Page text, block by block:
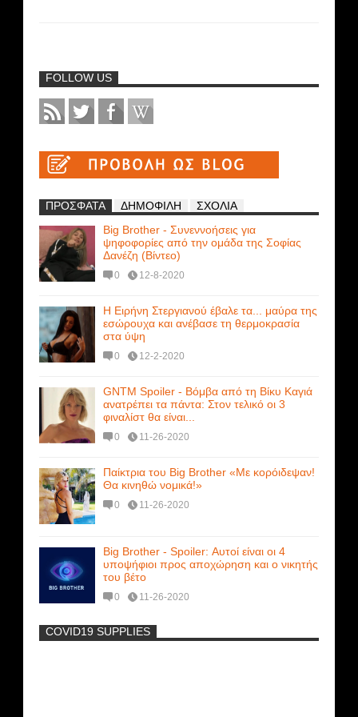
FOLLOW US
ΠΡΟΣΦΑΤΑ ΔΗΜΟΦΙΛΗ
ΣΧΟΛΙΑ
Big Brother - Συνεννοήσεις για
ψηφοφορίες από την ομάδα της Σοφίας
Δανέζη (Βίντεο)
0 12-8-2020
Η Ειρήνη Στεργιανού έβαλε τα... μαύρα της
εσώρουχα και ανέβασε τη θερμοκρασία
στα ύψη
0 12-2-2020
GNTM Spoiler - Βόμβα από τη Βίκυ Καγιά
ανατρέπει τα πάντα: Στον τελικό οι 3
φιναλίστ θα είναι...
0 11-26-2020
Παίκτρια του Big Brother «Με κορόιδεψαν!
Θα κινηθώ νομικά!»
0 11-26-2020
Big Brother - Spoiler: Αυτοί είναι οι 4
υποψήφιοι προς αποχώρηση και ο νικητής
του βέτο
0 11-26-2020
-
COVID19 SUPPLIES